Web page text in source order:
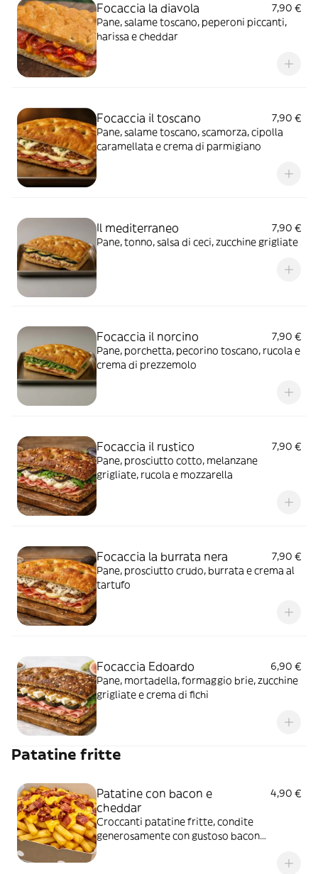
Focaccia la diavola
7,90 €
Pane, salame toscano, peperoni piccanti,
harissa e cheddar
Focaccia il toscano
7,90 €
Pane, salame toscano, scamorza, cipolla
caramellata e crema di parmigiano
Il mediterraneo
7,90 €
Pane, tonno, salsa di ceci, zucchine grigliate
Focaccia il norcino
7,90 €
Pane, porchetta, pecorino toscano, rucola e
crema di prezzemolo
Focaccia il rustico
7,90 €
Pane, prosciutto cotto, melanzane
grigliate, rucola e mozzarella
Focaccia la burrata nera
7,90 €
Pane, prosciutto crudo, burrata e crema al
tartufo
Focaccia Edoardo
6,90 €
Pane, mortadella, formaggio brie, zucchine
grigliate e crema di fichi
Patatine fritte
Patatine con bacon e
cheddar
4,90 €
Croccanti patatine fritte, condite
generosamente con gustoso bacon